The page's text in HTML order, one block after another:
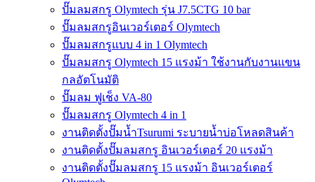
ปั๊มลมสกรู Olymtech รุ่น J7.5CTG 10 bar
ปั๊มลมสกรูอินเวอร์เตอร์ Olymtech
ปั๊มลมสกรูแบบ 4 in 1 Olymtech
ปั๊มลมสกรู Olymtech 15 แรงม้า ใช้งานกับงานแขน
กลอัตโนมัติ
ปั๊มลม ฟูเช็ง VA-80
ปั๊มลมสกรู Olymtech 4 in 1
งานติดตั้งปั๊มน้ำTsurumi ระบายน้ำบ่อโหลดสินค้า
งานติดตั้งปั๊มลมสกรู อินเวอร์เตอร์ 20 แรงม้า
งานติดตั้งปั๊มลมสกรู 15 แรงม้า อินเวอร์เตอร์